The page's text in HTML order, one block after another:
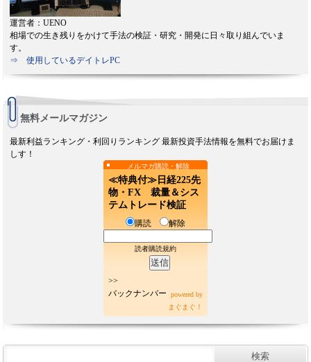
運営者：UENO
相場での生き残りをかけて手法の検証・研究・開発に日々取り組んでいま
す。
⇒ 使用しているデイトレPC
無料メールマガジン
最新利益ランキング・利回りランキング 最新投資手法情報を無料でお届けま
しす！
メルマガ購読・解除
≪特典付≫日経225先
物・FX 裁量＆シス
テムトレード検証
購読 解除
読者購読規約
>>
バックナンバー
powered by
まぐまぐ！